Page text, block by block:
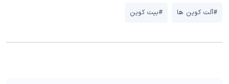
#آلت کوین ها #بیت کوین